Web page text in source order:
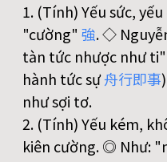
1. (Tính) Yếu sức,
"cường" 強. ◇
tàn tức nhược như ti"
hành tức sự舟行即事
như sợi tơ.
2. (Tính) Yếu kém,
kiên cường. ◎ Như: